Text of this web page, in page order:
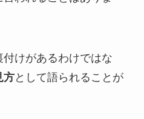
けがあるわけではな
方として語られることが